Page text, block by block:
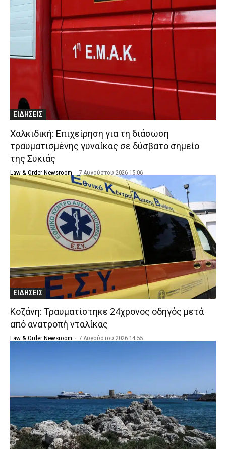
ΕΙΔΗΣΕΙΣ
Χαλκιδική: Επιχείρηση για τη διάσωση
τραυματισμένης γυναίκας σε δύσβατο σημείο
της Συκιάς
Law & Order Newsroom - 7 Αυγούστου 2026 15:06
ΕΙΔΗΣΕΙΣ
Κοζάνη: Τραυματίστηκε 24χρονος οδηγός μετά
από ανατροπή νταλίκας
Law & Order Newsroom - 7 Αυγούστου 2026 14:55